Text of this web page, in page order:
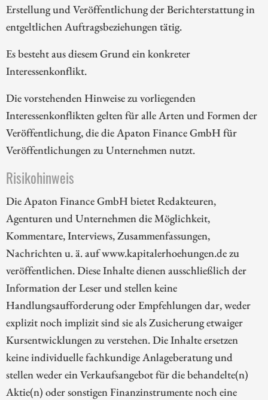
Erstellung und Veröffentlichung der Berichterstattung in
entgeltlichen Auftragsbeziehungen tätig.
Es besteht aus diesem Grund ein konkreter
Interessenkonflikt.
Die vorstehenden Hinweise zu vorliegenden
Interessenkonflikten gelten für alle Arten und Formen der
Veröffentlichung, die die Apaton Finance GmbH für
Veröffentlichungen zu Unternehmen nutzt.
Risikohinweis
Die Apaton Finance GmbH bietet Redakteuren,
Agenturen und Unternehmen die Möglichkeit,
Kommentare, Interviews, Zusammenfassungen,
Nachrichten u. ä. auf www.kapitalerhoehungen.de zu
veröffentlichen. Diese Inhalte dienen ausschließlich der
Information der Leser und stellen keine
Handlungsaufforderung oder Empfehlungen dar, weder
explizit noch implizit sind sie als Zusicherung etwaiger
Kursentwicklungen zu verstehen. Die Inhalte ersetzen
keine individuelle fachkundige Anlageberatung und
stellen weder ein Verkaufsangebot für die behandelte(n)
Aktie(n) oder sonstigen Finanzinstrumente noch eine